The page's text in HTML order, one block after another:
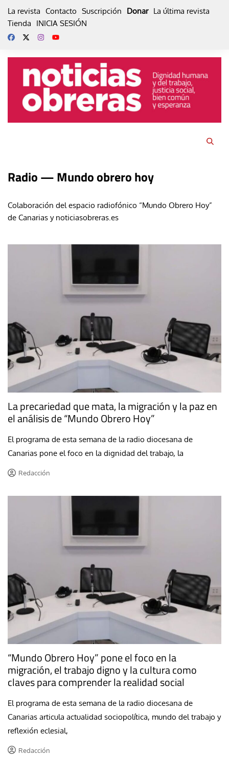
La revista Contacto Suscripción Donar La última revista
Tienda
INICIA SESIÓN
Radio — Mundo obrero hoy
Colaboración del espacio radiofónico “Mundo Obrero Hoy”
de Canarias y noticiasobreras.es
La precariedad que mata, la migración y la paz en
el análisis de “Mundo Obrero Hoy”
El programa de esta semana de la radio diocesana de
Canarias pone el foco en la dignidad del trabajo, la
Redacción
“Mundo Obrero Hoy” pone el foco en la
migración, el trabajo digno y la cultura como
claves para comprender la realidad social
El programa de esta semana de la radio diocesana de
Canarias articula actualidad sociopolítica, mundo del trabajo y
reflexión eclesial,
Redacción